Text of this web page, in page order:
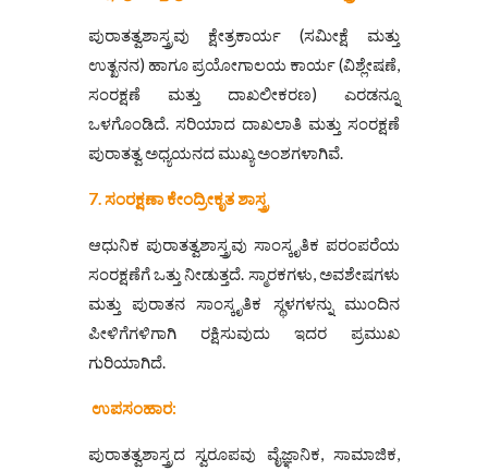
ಪುರಾತತ್ವಶಾಸ್ತ್ರವು ಕ್ಷೇತ್ರಕಾರ್ಯ (ಸಮೀಕ್ಷೆ ಮತ್ತು
ಉತ್ಖನನ) ಹಾಗೂ ಪ್ರಯೋಗಾಲಯ ಕಾರ್ಯ (ವಿಶ್ಲೇಷಣೆ,
ಸಂರಕ್ಷಣೆ ಮತ್ತು ದಾಖಲೀಕರಣ) ಎರಡನ್ನೂ
ಒಳಗೊಂಡಿದೆ. ಸರಿಯಾದ ದಾಖಲಾತಿ ಮತ್ತು ಸಂರಕ್ಷಣೆ
ಪುರಾತತ್ವ ಅಧ್ಯಯನದ ಮುಖ್ಯ ಅಂಶಗಳಾಗಿವೆ.
7. ಸಂರಕ್ಷಣಾ ಕೇಂದ್ರೀಕೃತ ಶಾಸ್ತ್ರ
ಆಧುನಿಕ ಪುರಾತತ್ವಶಾಸ್ತ್ರವು ಸಾಂಸ್ಕೃತಿಕ ಪರಂಪರೆಯ
ಸಂರಕ್ಷಣೆಗೆ ಒತ್ತು ನೀಡುತ್ತದೆ. ಸ್ಮಾರಕಗಳು, ಅವಶೇಷಗಳು
ಮತ್ತು ಪುರಾತನ ಸಾಂಸ್ಕೃತಿಕ ಸ್ಥಳಗಳನ್ನು ಮುಂದಿನ
ಪೀಳಿಗೆಗಳಿಗಾಗಿ ರಕ್ಷಿಸುವುದು ಇದರ ಪ್ರಮುಖ
ಗುರಿಯಾಗಿದೆ.
ಉಪಸಂಹಾರ:
ಪುರಾತತ್ವಶಾಸ್ತ್ರದ ಸ್ವರೂಪವು ವೈಜ್ಞಾನಿಕ, ಸಾಮಾಜಿಕ,